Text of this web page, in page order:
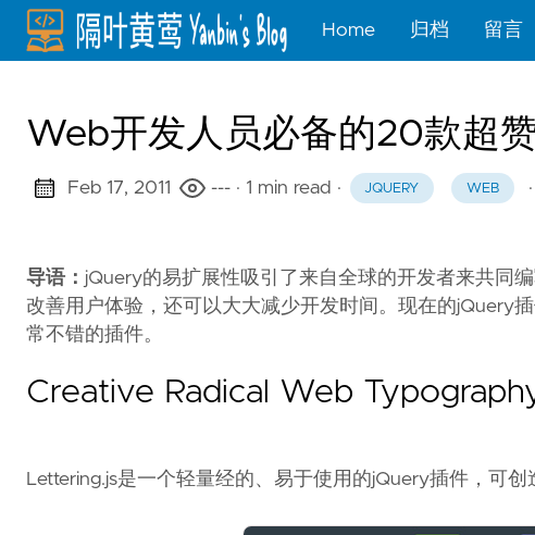
Home 归档 留言
Web开发人员必备的20款超
Feb 17, 2011 --- · 1 min read · JQUERY WEB ·
导语： jQuery的易扩展性吸引了来自全球的开发者来共同
改善用户体验，还可以大大减少开发时间。现在的jQuery
常不错的插件。
Creative Radical Web
Lettering.js是一个轻量经的、易于使用的jQuery插件，可